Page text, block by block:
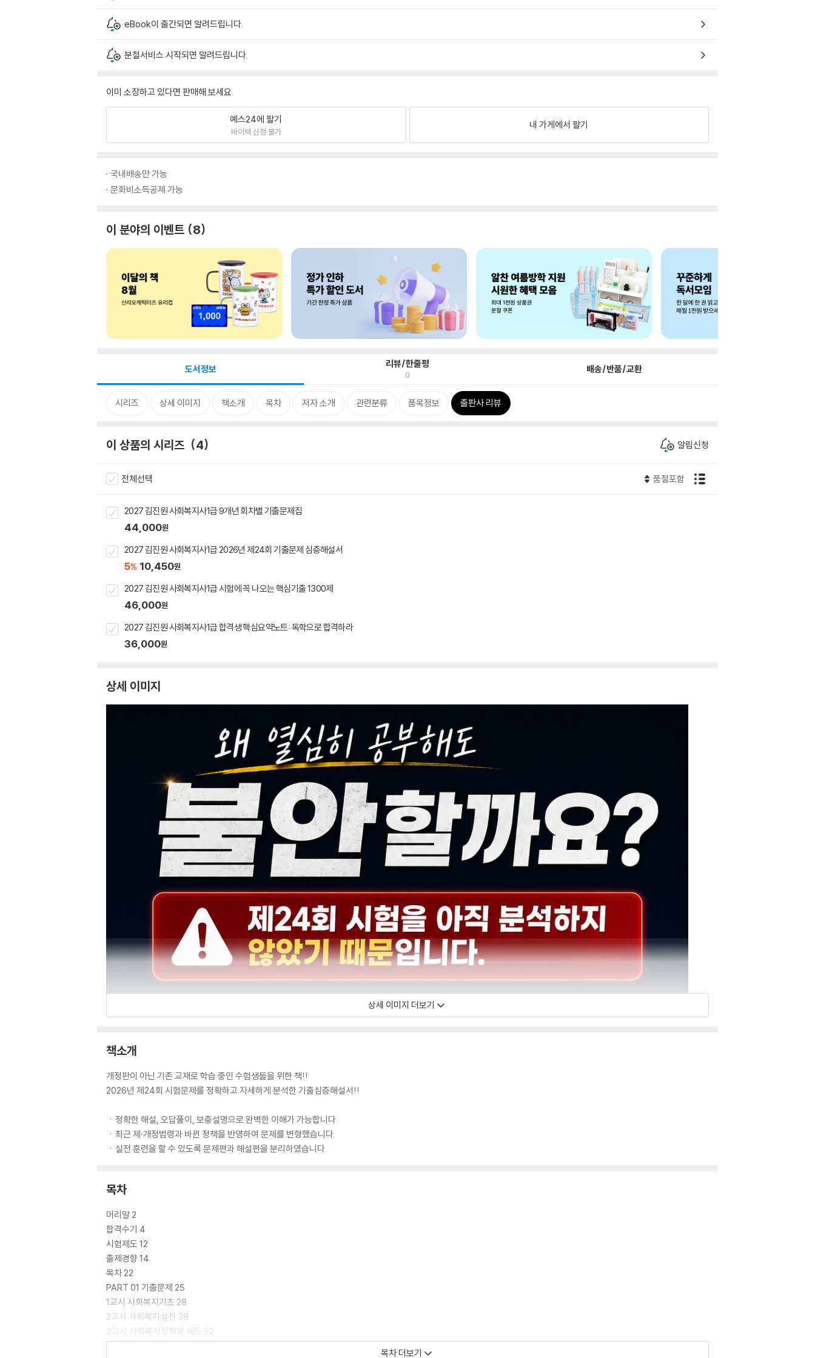
eBook이 출간되면 알려드립니다.
분철서비스 시작되면 알려드립니다.
이미 소장하고 있다면 판매해 보세요.
예스24에 팔기
바이백 신청 불가
내 가게에서 팔기
국내배송만 가능
문화비소득공제 가능
이 분야의 이벤트 8
도서정보 리뷰/한줄평
0 배송/반품/교환
시리즈 상세 이미지 책소개 목차 저자 소개 관련분류 품목정보 출판사 리뷰
이 상품의 시리즈 4 알림신청
전체선택 품절포함
2027 김진원 사회복지사1급 9개년 회차별 기출문제집
44,000원
2027 김진원 사회복지사1급 2026년 제24회 기출문제 심층해설서
5% 10,450원
2027 김진원 사회복지사1급 시험에 꼭 나오는 핵심기출 1300제
46,000원
2027 김진원 사회복지사1급 합격생 핵심요약노트: 독학으로 합격하라
36,000원
상세 이미지
상세 이미지 더보기
책소개
개정판이 아닌 기존 교재로 학습 중인 수험생들을 위한 책!!
2026년 제24회 시험문제를 정확하고 자세하게 분석한 기출심층해설서!!
ㆍ정확한 해설, 오답풀이, 보충설명으로 완벽한 이해가 가능합니다.
ㆍ최근 제·개정법령과 바뀐 정책을 반영하여 문제를 변형했습니다.
ㆍ실전 훈련을 할 수 있도록 문제편과 해설편을 분리하였습니다.
목차
머리말 2
합격수기 4
시험제도 12
출제경향 14
목차 22
PART 01 기출문제 25
1교시 사회복지기초 28
2교시 사회복지실천 38
3교시 사회복지정책과 제도 52
PART 02 정답 및 해설 65
목차 더보기